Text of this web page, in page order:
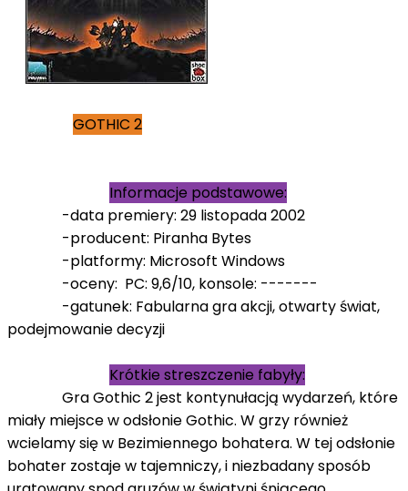
GOTHIC 2
Informacje podstawowe:
-data premiery: 29 listopada 2002
-producent: Piranha Bytes
-platformy: Microsoft Windows
-oceny: PC: 9,6/10, konsole: -------
-gatunek: Fabularna gra akcji, otwarty świat,
podejmowanie decyzji
Krótkie streszczenie fabyły:
Gra Gothic 2 jest kontynułacją wydarzeń, które
miały miejsce w odsłonie Gothic. W grzy również
wcielamy się w Bezimiennego bohatera. W tej odsłonie
bohater zostaje w tajemniczy, i niezbadany sposób